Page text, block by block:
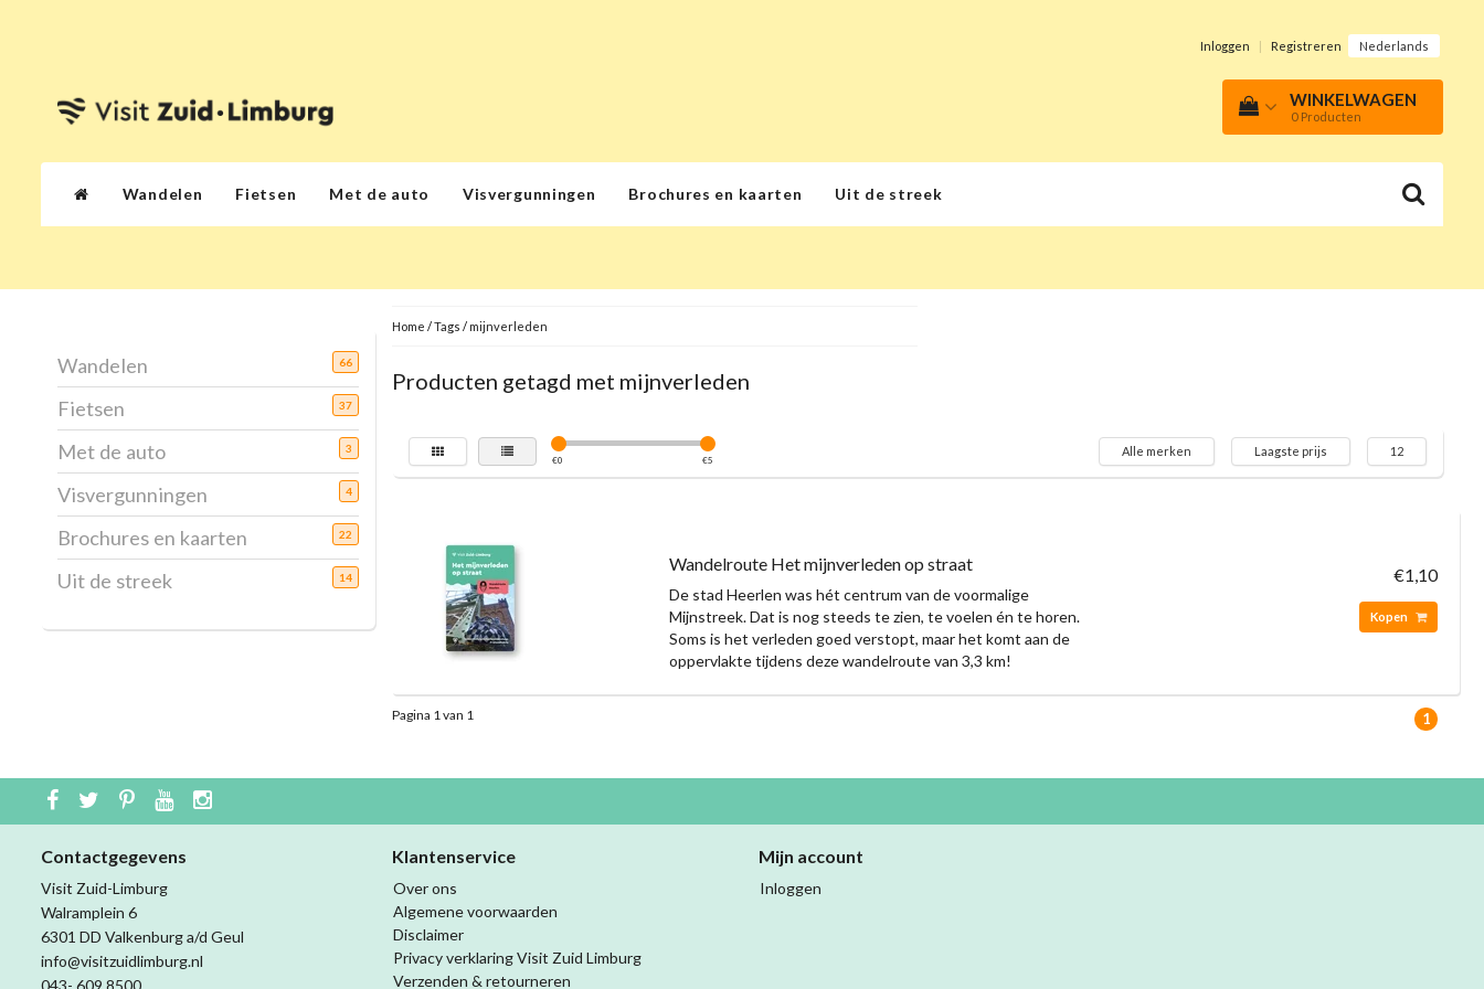
Inloggen | Registreren Nederlands
WINKELWAGEN
0 Producten
Wandelen Fietsen Met de auto Visvergunningen Brochures en kaarten Uit de streek
Wandelen 66
Fietsen 37
Met de auto 3
Visvergunningen 4
Brochures en kaarten 22
Uit de streek 14
Home /Tags / mijnverleden
Producten getagd met mijnverleden
€0 €5
Alle merken Laagste prijs 12
Wandelroute Het mijnverleden op straat
De stad Heerlen was hét centrum van de voormalige
Mijnstreek. Dat is nog steeds te zien, te voelen én te horen.
Soms is het verleden goed verstopt, maar het komt aan de
oppervlakte tijdens deze wandelroute van 3,3 km!
€1,10
Kopen
Pagina 1 van 1 1
Contactgegevens
Visit Zuid-Limburg
Walramplein 6
6301 DD Valkenburg a/d Geul
info@visitzuidlimburg.nl
Klantenservice
Over ons
Algemene voorwaarden
Disclaimer
Privacy verklaring Visit Zuid Limburg
Verzenden & retourneren
Mijn account
Inloggen